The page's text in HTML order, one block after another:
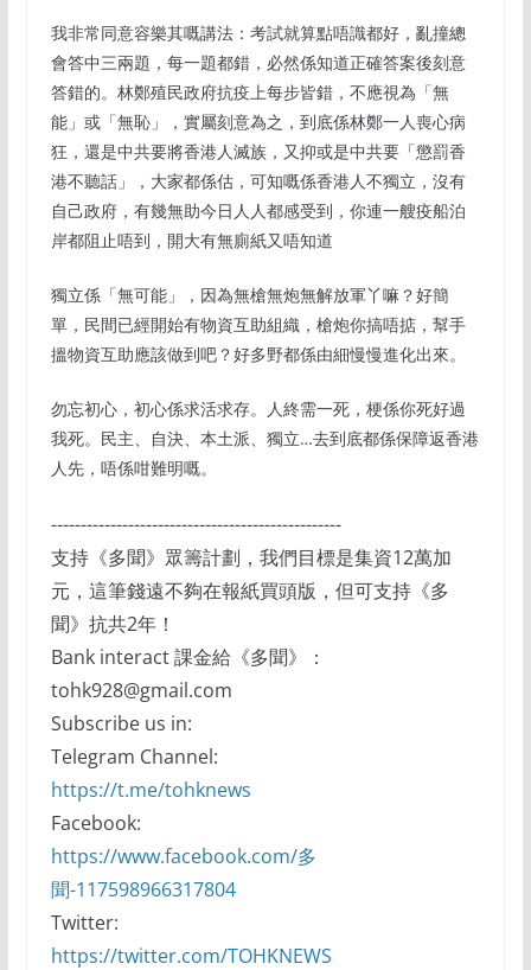
我非常同意容樂其嘅講法：考試就算點唔識都好，亂撞總
會答中三兩題，每一題都錯，必然係知道正確答案後刻意
答錯的。林鄭殖民政府抗疫上每步皆錯，不應視為「無
能」或「無恥」，實屬刻意為之，到底係林鄭一人喪心病
狂，還是中共要將香港人滅族，又抑或是中共要「懲罰香
港不聽話」，大家都係估，可知嘅係香港人不獨立，沒有
自己政府，有幾無助今日人人都感受到，你連一艘疫船泊
岸都阻止唔到，開大有無廁紙又唔知道
獨立係「無可能」，因為無槍無炮無解放軍丫嘛？好簡
單，民間已經開始有物資互助組織，槍炮你搞唔掂，幫手
搵物資互助應該做到吧？好多野都係由細慢慢進化出來。
勿忘初心，初心係求活求存。人終需一死，梗係你死好過
我死。民主、自決、本土派、獨立…去到底都係保障返香港
人先，唔係咁難明嘅。
-------------------------------------------------
支持《多聞》眾籌計劃，我們目標是集資12萬加
元，這筆錢遠不夠在報紙買頭版，但可支持《多
聞》抗共2年！
Bank interact 課金給《多聞》：
tohk928@gmail.com
Subscribe us in:
Telegram Channel:
https://t.me/tohknews
Facebook:
https://www.facebook.com/多
聞-117598966317804
Twitter:
https://twitter.com/TOHKNEWS